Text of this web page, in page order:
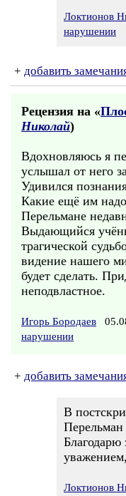
Локтионов
нарушении
+ добавить
Рецензия на «
Николай)
Вдохновляюсь я
услышал от него
Удивился
Какие ещё им
Перельмане
Выдающийся
трагической
видение нашего
будет сделать.
неподвластное.
Игорь Бородаев
нарушении
+ добавить
В
Благодарю
уважением,
Локтионов